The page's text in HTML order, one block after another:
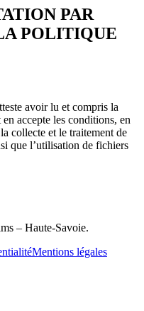
PAR
POLITIQUE
avoir lu et compris la
accepte les conditions, en
collecte et le traitement de
que l’utilisation de fichiers
– Haute-Savoie.
Mentions légales